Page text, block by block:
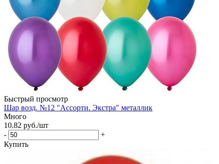
Быстрый просмотр
Шар возд. №12 "Ассорти. Экстра" металлик
Много
10.82 руб./шт
-
+
Купить